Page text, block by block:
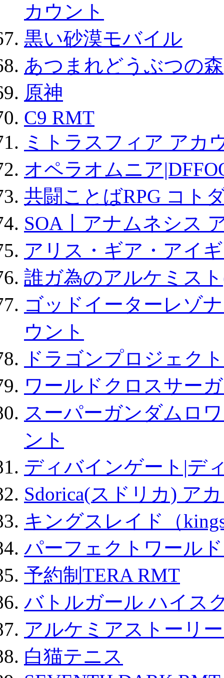
カウント
黒い砂漠モバイル
あつまれどうぶつの森
原神
C9 RMT
ミトラスフィア アカ
オペラオムニア
共闘ことばRPG コト
SOA丨アナムネシス
アリス・ギア・アイ
誰ガ為のアルケミス
ゴッドイーターレゾ
ウント
ドラゴンプロジェク
ワールドクロスサー
スーパーガンダムロ
ント
ディバインゲート|デ
Sdorica(スドリカ) ア
キングスレイド（
パーフェクトワール
予約制TERA RMT
バトルガール ハイス
アルケミアストーリ
白猫テニス